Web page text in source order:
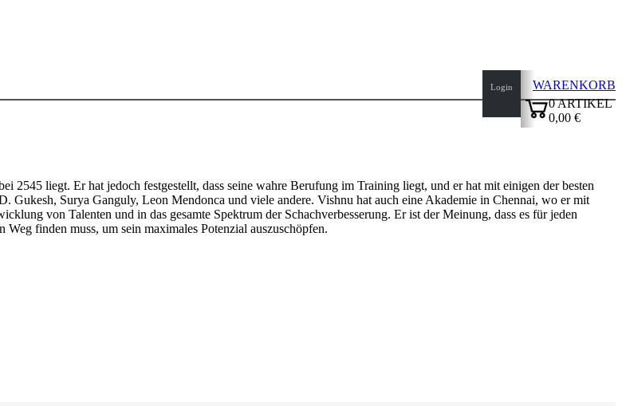
Login
WARENKORB
0ARTIKEL
0,00 €
2545 liegt. Er hat jedoch festgestellt, dass seine wahre Berufung im Training liegt, und er hat mit einigen der besten
Gukesh, Surya Ganguly, Leon Mendonca und viele andere. Vishnu hat auch eine Akademie in Chennai, wo er mit
von Talenten und in das gesamte Spektrum der Schachverbesserung. Er ist der Meinung, dass es für jeden
Weg finden muss, um sein maximales Potenzial auszuschöpfen.